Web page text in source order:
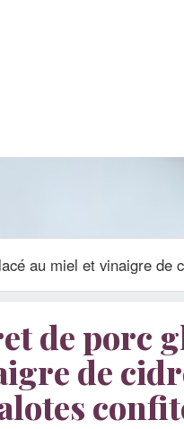
au miel et vinaigre de
de porc
de